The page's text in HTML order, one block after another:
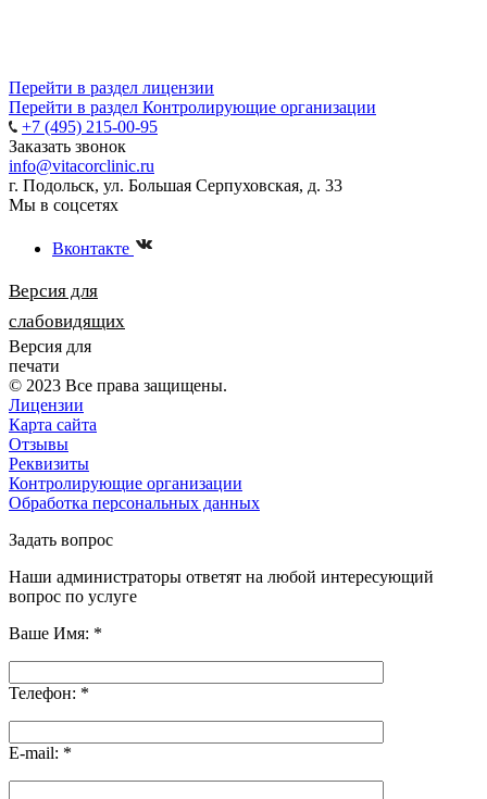
Перейти в раздел лицензии
Перейти в раздел Контролирующие организации
+7 (495) 215-00-95
Заказать звонок
info@vitacorclinic.ru
г. Подольск, ул. Большая Серпуховская, д. 33
Мы в соцсетях
Вконтакте
Версия для
слабовидящих
Версия для
печати
© 2023 Все права защищены.
Лицензии
Карта сайта
Отзывы
Реквизиты
Контролирующие организации
Обработка персональных данных
Задать вопрос
Наши администраторы ответят на любой интересующий
вопрос по услуге
Ваше Имя: *
Телефон: *
E-mail: *